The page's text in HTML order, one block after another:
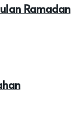
Ramadan